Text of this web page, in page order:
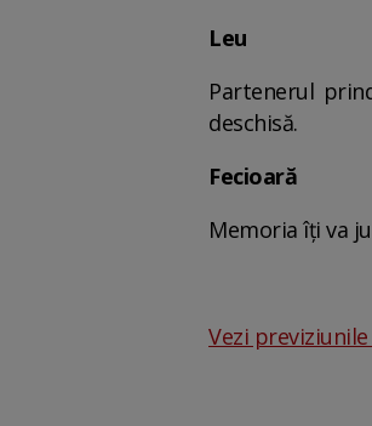
Leu
Partenerul
deschisă.
Fecioară
Memoria îți va
Vezi